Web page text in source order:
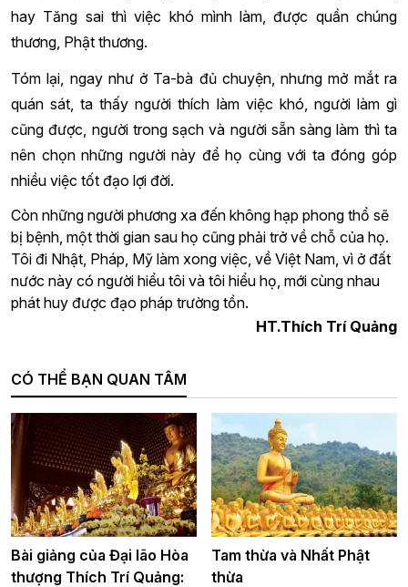
hay Tăng sai thì việc khó mình làm, được quần chúng
thương, Phật thương.
Tóm lại, ngay như ở Ta-bà đủ chuyện, nhưng mở mắt ra
quán sát, ta thấy người thích làm việc khó, người làm gì
cũng được, người trong sạch và người sẵn sàng làm thì ta
nên chọn những người này để họ cùng với ta đóng góp
nhiều việc tốt đạo lợi đời.
Còn những người phương xa đến không hạp phong thổ sẽ
bị bệnh, một thời gian sau họ cũng phải trở về chỗ của họ.
Tôi đi Nhật, Pháp, Mỹ làm xong việc, về Việt Nam, vì ở đất
nước này có người hiểu tôi và tôi hiểu họ, mới cùng nhau
phát huy được đạo pháp trường tồn.
HT.Thích Trí Quảng
CÓ THỂ BẠN QUAN TÂM
Bài giảng của Đại lão Hòa
thượng Thích Trí Quảng:
Tam thừa và Nhất Phật
thừa